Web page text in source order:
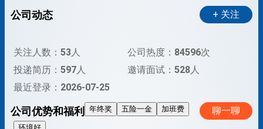
公司动态 + 关注
关注人数： 53人 公司热度： 84596次
投递简历： 597人 邀请面试：528人
最近登录： 2026-07-25
公司优势和福利 聊一聊
年终奖 五险一金 加班费